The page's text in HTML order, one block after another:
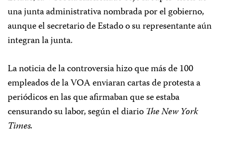
una junta administrativa nombrada por el gobierno,
aunque el secretario de Estado o su representante aún
integran la junta.
La noticia de la controversia hizo que más de 100
empleados de la VOA enviaran cartas de protesta a
periódicos en las que afirmaban que se estaba
censurando su labor, según el diario TheNew York
Times.